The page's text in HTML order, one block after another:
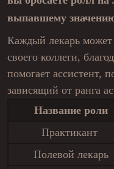
выпавшему
Каждый лекарь может
своего коллеги,
помогает ассистент,
зависящий от ранга
Название роли
Практикант
Полевой лекарь